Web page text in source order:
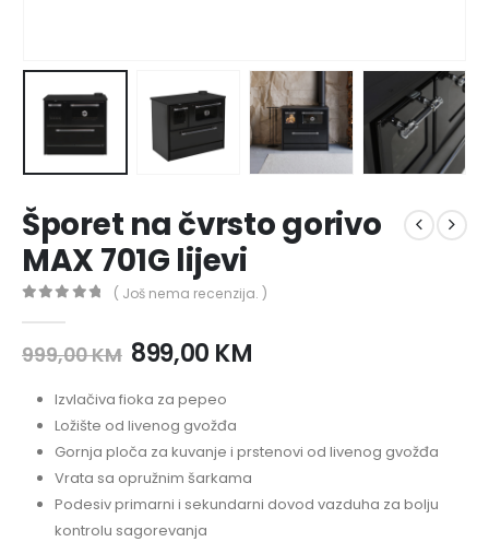
Šporet na čvrsto gorivo
MAX 701G lijevi
( Još nema recenzija. )
999,00KM 899,00 KM
Izvlačiva fioka za pepeo
Ložište od livenog gvožđa
Gornja ploča za kuvanje i prstenovi od livenog gvožđa
Vrata sa opružnim šarkama
Podesiv primarni i sekundarni dovod vazduha za bolju
kontrolu sagorevanja